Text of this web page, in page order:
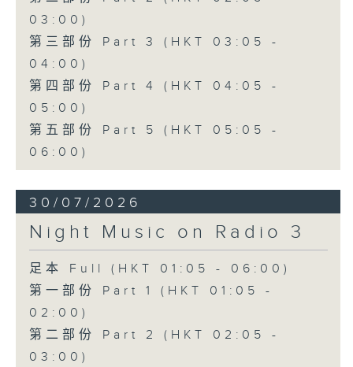
03:00)
第三部份 Part 3 (HKT 03:05 -
04:00)
第四部份 Part 4 (HKT 04:05 -
05:00)
第五部份 Part 5 (HKT 05:05 -
06:00)
30/07/2026
Night Music on Radio 3
足本 Full (HKT 01:05 - 06:00)
第一部份 Part 1 (HKT 01:05 -
02:00)
第二部份 Part 2 (HKT 02:05 -
03:00)